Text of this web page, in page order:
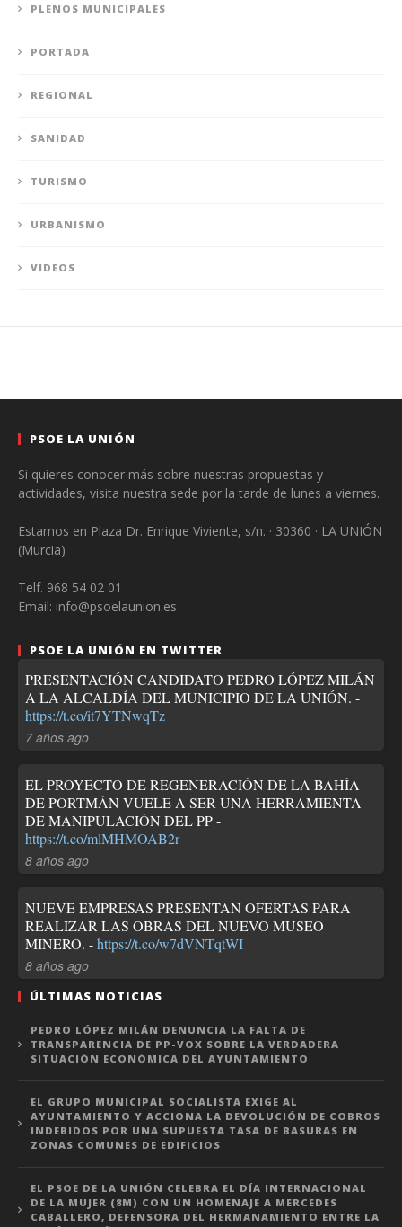
PLENOS MUNICIPALES
PORTADA
REGIONAL
SANIDAD
TURISMO
URBANISMO
VIDEOS
PSOE LA UNIÓN
Si quieres conocer más sobre nuestras propuestas y
actividades, visita nuestra sede por la tarde de lunes a viernes.
Estamos en Plaza Dr. Enrique Viviente, s/n. · 30360 · LA UNIÓN
(Murcia)
Telf. 968 54 02 01
Email: info@psoelaunion.es
PSOE LA UNIÓN EN TWITTER
PRESENTACIÓN CANDIDATO PEDRO LÓPEZ MILÁN
A LA ALCALDÍA DEL MUNICIPIO DE LA UNIÓN. -
https://t.co/it7YTNwqTz
7 años ago
EL PROYECTO DE REGENERACIÓN DE LA BAHÍA
DE PORTMÁN VUELE A SER UNA HERRAMIENTA
DE MANIPULACIÓN DEL PP -
https://t.co/mlMHMOAB2r
8 años ago
NUEVE EMPRESAS PRESENTAN OFERTAS PARA
REALIZAR LAS OBRAS DEL NUEVO MUSEO
MINERO. -https://t.co/w7dVNTqtWI
8 años ago
ÚLTIMAS NOTICIAS
PEDRO LÓPEZ MILÁN DENUNCIA LA FALTA DE
TRANSPARENCIA DE PP-VOX SOBRE LA VERDADERA
SITUACIÓN ECONÓMICA DEL AYUNTAMIENTO
EL GRUPO MUNICIPAL SOCIALISTA EXIGE AL
AYUNTAMIENTO Y ACCIONA LA DEVOLUCIÓN DE COBROS
INDEBIDOS POR UNA SUPUESTA TASA DE BASURAS EN
ZONAS COMUNES DE EDIFICIOS
EL PSOE DE LA UNIÓN CELEBRA EL DÍA INTERNACIONAL
DE LA MUJER (8M) CON UN HOMENAJE A MERCEDES
CABALLERO, DEFENSORA DEL HERMANAMIENTO ENTRE LA